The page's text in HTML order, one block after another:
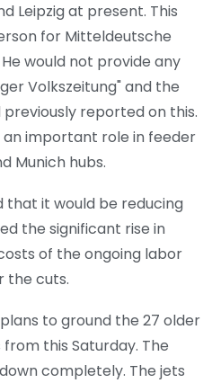
Leipzig at present. This
for Mitteldeutsche
would not provide any
Volkszeitung" and the
previously reported on this.
important role in feeder
Munich hubs.
that it would be reducing
the significant rise in
of the ongoing labor
the cuts.
to ground the 27 older
this Saturday. The
completely. The jets